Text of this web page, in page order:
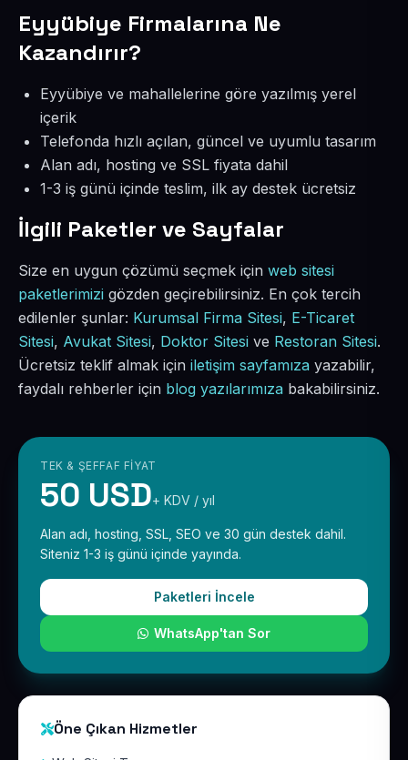
Eyyübiye Firmalarına Ne
Kazandırır?
Eyyübiye ve mahallelerine göre yazılmış yerel
içerik
Telefonda hızlı açılan, güncel ve uyumlu tasarım
Alan adı, hosting ve SSL fiyata dahil
1-3 iş günü içinde teslim, ilk ay destek ücretsiz
İlgili Paketler ve Sayfalar
Size en uygun çözümü seçmek için web sitesi
paketlerimizi gözden geçirebilirsiniz. En çok tercih
edilenler şunlar: Kurumsal Firma Sitesi, E-Ticaret
Sitesi, Avukat Sitesi, Doktor Sitesi ve Restoran Sitesi.
Ücretsiz teklif almak için iletişim sayfamıza yazabilir,
faydalı rehberler için blog yazılarımıza bakabilirsiniz.
TEK & ŞEFFAF FIYAT
50 USD+ KDV / yıl
Alan adı, hosting, SSL, SEO ve 30 gün destek dahil.
Siteniz 1-3 iş günü içinde yayında.
Paketleri İncele
WhatsApp'tan Sor
Öne Çıkan Hizmetler